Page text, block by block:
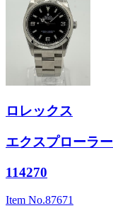
ロレックス
エクスプローラーⅠ
114270
Item No.87671